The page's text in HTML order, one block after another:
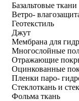
Базальтовые ткани
Ветро-
Геотекстиль
Джут
Мембрана для
Многослойные
Отражающие
Оцинкованные
Пленки паро-
Стеклоткань и
Фольма ткань